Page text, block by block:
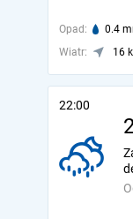
Opad: 0.4
Wiatr:
16
22:00